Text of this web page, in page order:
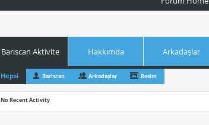
Bariscan Aktivite Hakkımda Arkadaşlar
Hepsi Bariscan Arkadaşlar Resim
No Recent Activity